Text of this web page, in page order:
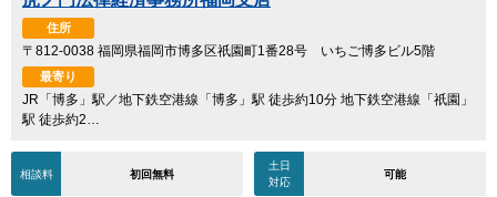
住所
〒812-0038 福岡県福岡市博多区祇園町1番28号 いちご博多ビル5階
最寄り
JR「博多」駅／地下鉄空港線「博多」駅 徒歩約10分 地下鉄空港線「祇園」
駅 徒歩約2…
相談料 初回無料
土日
対応
可能